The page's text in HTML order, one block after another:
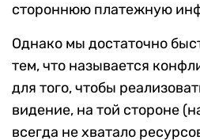
стороннюю платежную
Однако мы достаточно
тем, что называется
для того, чтобы
видение, на той стороне
всегда не хватало